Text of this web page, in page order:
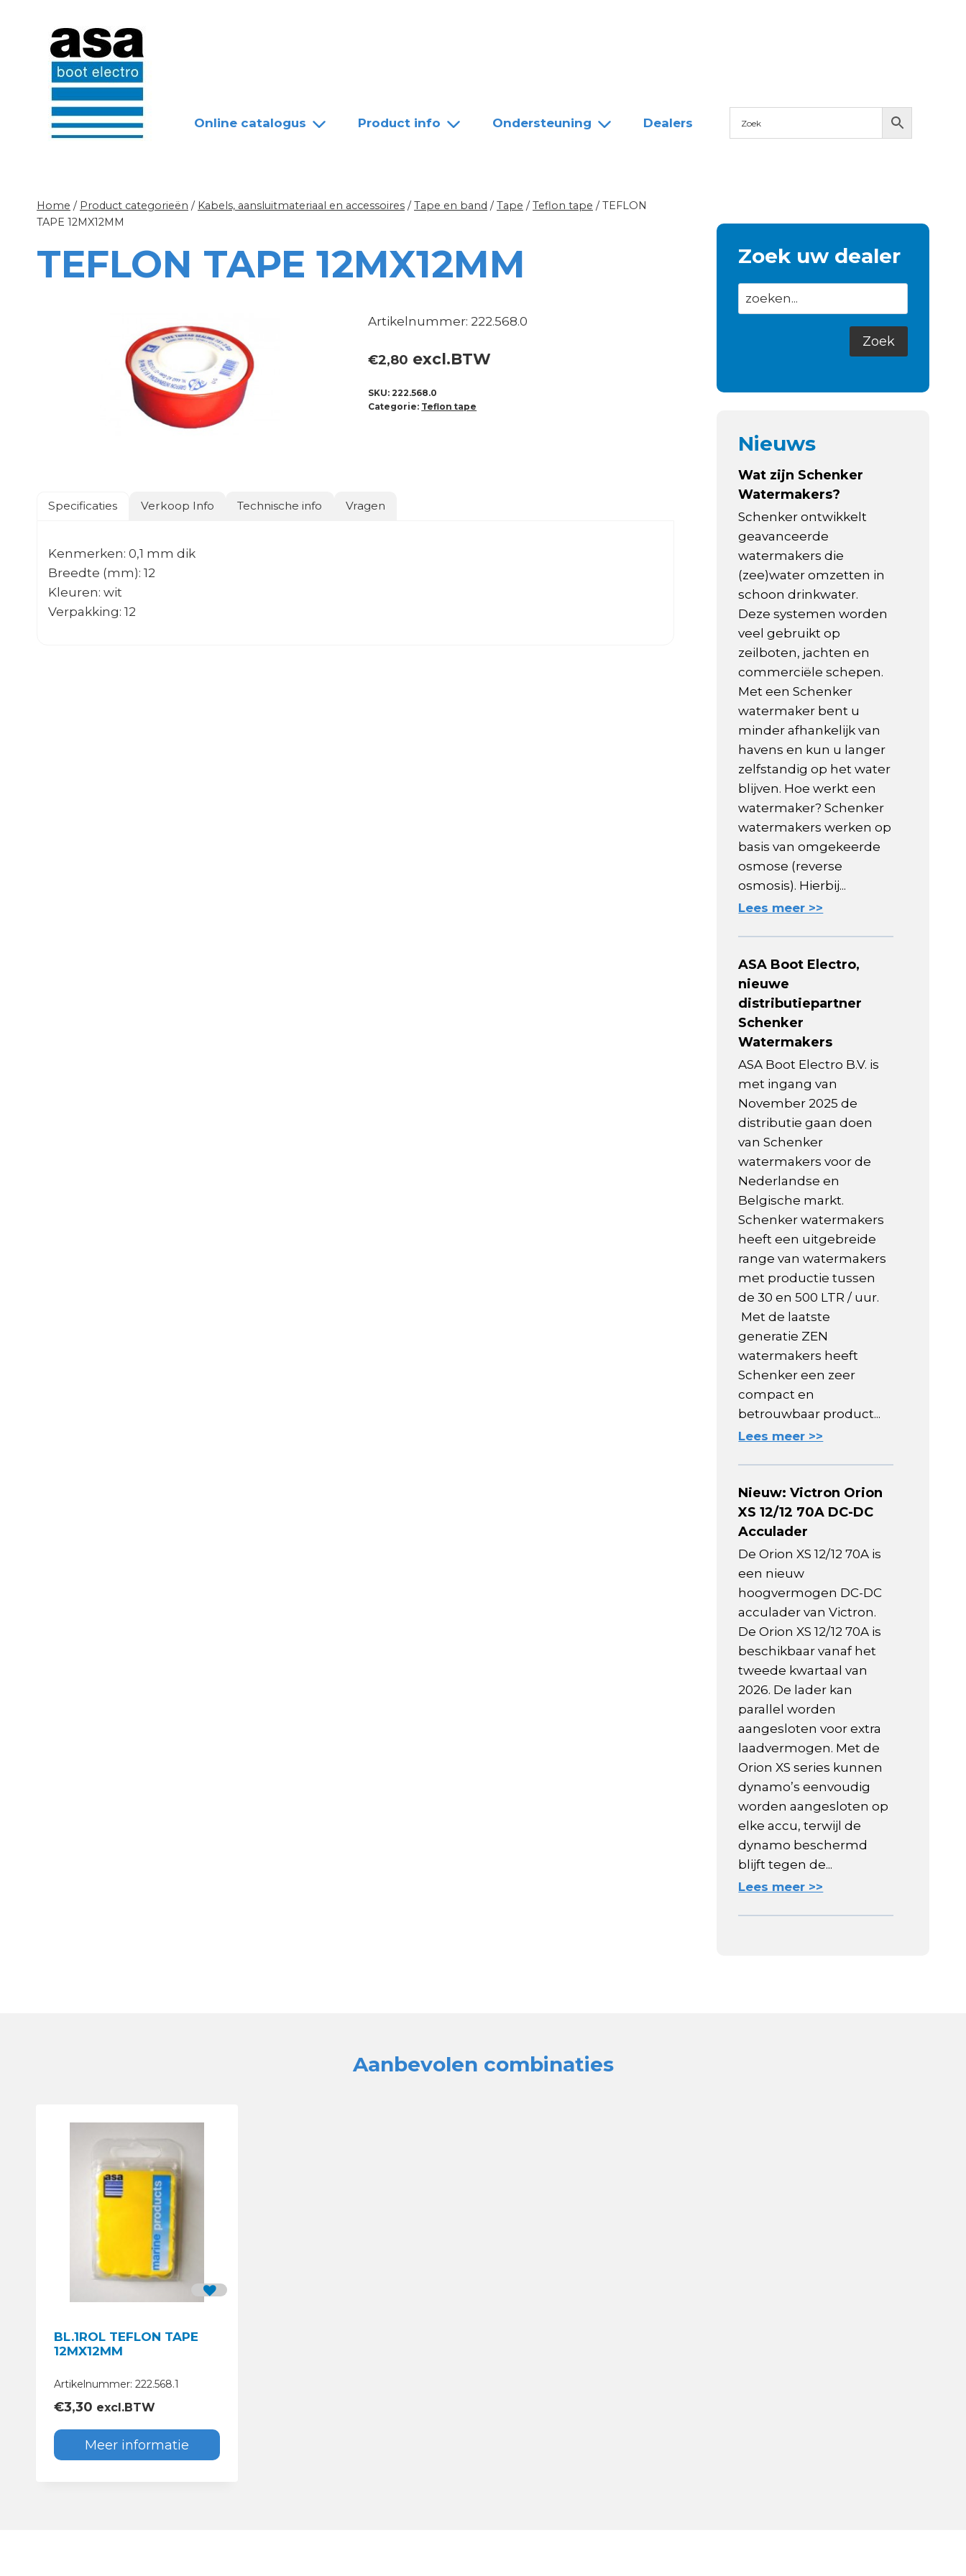
Online catalogus Product info Ondersteuning Dealers
Home / Product categorieën / Kabels, aansluitmateriaal en accessoires / Tape en band / Tape / Teflon tape / TEFLON
TAPE 12MX12MM
TEFLON TAPE 12MX12MM
Artikelnummer: 222.568.0
€2,80 excl.BTW
SKU:222.568.0
Categorie: Teflon tape
Specificaties Verkoop Info Technische info Vragen
Kenmerken: 0,1 mm dik
Breedte (mm): 12
Kleuren: wit
Verpakking: 12
Zoek uw dealer
Nieuws
Wat zijn Schenker
Watermakers?
Schenker ontwikkelt
geavanceerde
watermakers die
(zee)water omzetten in
schoon drinkwater.
Deze systemen worden
veel gebruikt op
zeilboten, jachten en
commerciële schepen.
Met een Schenker
watermaker bent u
minder afhankelijk van
havens en kun u langer
zelfstandig op het water
blijven. Hoe werkt een
watermaker? Schenker
watermakers werken op
basis van omgekeerde
osmose (reverse
osmosis). Hierbij...
Lees meer >>
ASA Boot Electro,
nieuwe
distributiepartner
Schenker
Watermakers
ASA Boot Electro B.V. is
met ingang van
November 2025 de
distributie gaan doen
van Schenker
watermakers voor de
Nederlandse en
Belgische markt.
Schenker watermakers
heeft een uitgebreide
range van watermakers
met productie tussen
de 30 en 500 LTR / uur.
Met de laatste
generatie ZEN
watermakers heeft
Schenker een zeer
compact en
betrouwbaar product...
Lees meer >>
Nieuw: Victron Orion
XS 12/12 70A DC-DC
Acculader
De Orion XS 12/12 70A is
een nieuw
hoogvermogen DC-DC
acculader van Victron.
De Orion XS 12/12 70A is
beschikbaar vanaf het
tweede kwartaal van
2026. De lader kan
parallel worden
aangesloten voor extra
laadvermogen. Met de
Orion XS series kunnen
dynamo’s eenvoudig
worden aangesloten op
elke accu, terwijl de
dynamo beschermd
blijft tegen de...
Lees meer >>
Aanbevolen combinaties
BL.1ROL TEFLON TAPE
12MX12MM
Artikelnummer: 222.568.1
€3,30 excl.BTW
Meer informatie